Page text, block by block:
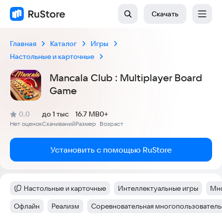
Скачать
Главная Каталог
Игры
Настольные и карточные
Mancala Club : Multiplayer Board
Game
Рейтинг:
0,0
(
Нет оценок
)
Скачиваний
до 1 тыс
Размер
16.7 MB
Возраст
0+
Установить с помощью RuStore
Категория:
Настольные и карточные Тег:
Интеллектуальные игры Тег
Тег:
Офлайн Тег:
Реализм Тег:
Соревновательная